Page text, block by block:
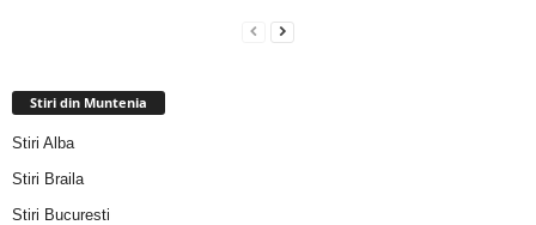
Stiri din Muntenia
Stiri Alba
Stiri Braila
Stiri Bucuresti